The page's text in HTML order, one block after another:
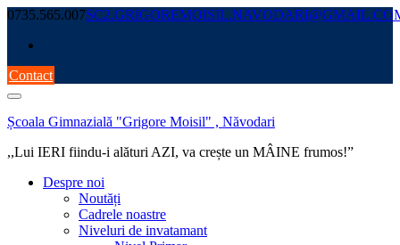
Skip
content
0735.565.007
Contact
Școala Gimnazială "Grigore Moisil" , Năvodari
,,Lui IERI fiindu-i alături AZI, va crește un MÂINE frumos!”
Despre noi
Noutăți
Cadrele noastre
Niveluri de invatamant